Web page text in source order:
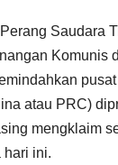
Saudara
Komunis
atau PRC)
mengklaim
hari ini.